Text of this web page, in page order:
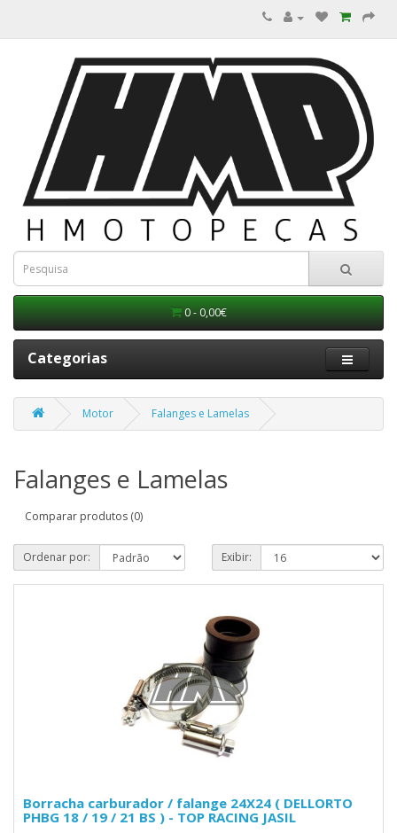
0 - 0,00€
Categorias
Motor Falanges e Lamelas
Falanges e Lamelas
Comparar produtos (0)
Ordenar por: Exibir:
Borracha carburador / falange 24X24 ( DELLORTO
PHBG 18 / 19 / 21 BS ) - TOP RACING JASIL